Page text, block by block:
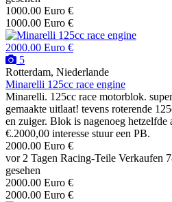
1000.00 Euro €
1000.00 Euro €
2000.00 Euro €
5
Rotterdam, Niederlande
Minarelli 125cc race engine
Minarelli. 125cc race motorblok.
gemaakte uitlaat! tevens roterende
en zuiger. Blok is nagenoeg hetzelfde
€.2000,00 interesse stuur een PB.
2000.00 Euro €
vor 2 Tagen Racing-Teile Verkaufen
gesehen
2000.00 Euro €
2000.00 Euro €